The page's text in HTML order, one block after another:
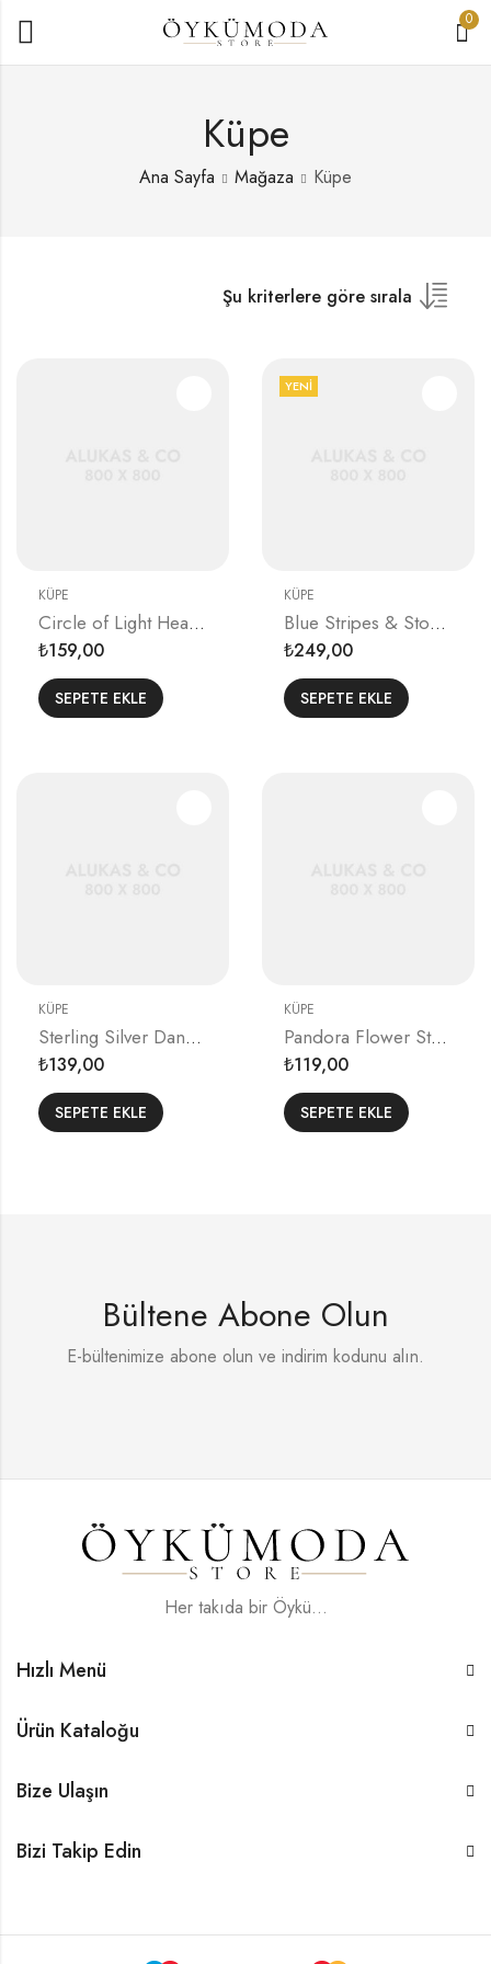
0
Küpe
Ana Sayfa Mağaza Küpe
Şu kriterlere göre sırala
KÜPE
Circle of Light Heart Earrings
₺159,00
SEPETE EKLE
YENI
KÜPE
Blue Stripes & Stone Earrings
₺249,00
SEPETE EKLE
KÜPE
Sterling Silver Dangles Earrings
₺139,00
SEPETE EKLE
KÜPE
Pandora Flower Stem Earrings
₺119,00
SEPETE EKLE
Bültene Abone Olun
E-bültenimize abone olun ve indirim kodunu alın.
Her takıda bir Öykü...
Hızlı Menü
Ürün Kataloğu
Bize Ulaşın
Bizi Takip Edin